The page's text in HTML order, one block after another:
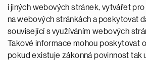
i jiných webových stránek, vytvářet
na webových stránkách a poskytovat
související s využíváním webových
Takové informace mohou poskytovat
pokud existuje zákonná povinnost tak